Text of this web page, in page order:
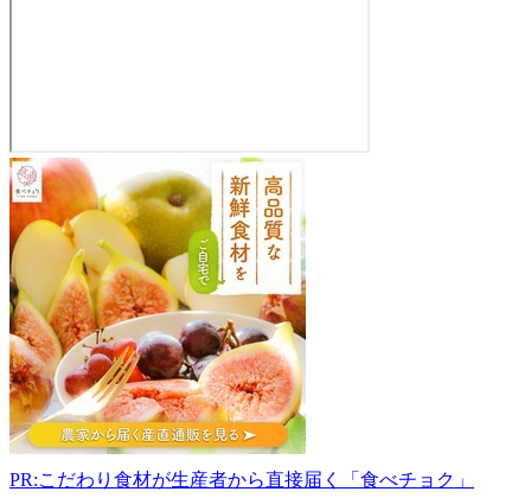
丸
草
出
荷
組
合
直
売
所
709-
0635
岡
山
県
PR:こだわり食材が生産者から直接届く「食べチョク」